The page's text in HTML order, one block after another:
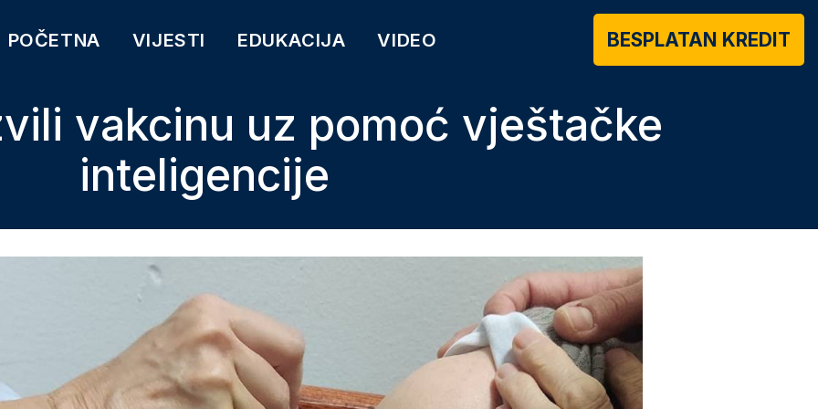
POČETNA VIJESTI EDUKACIJA VIDEO BESPLATAN KREDIT
vakcinu uz pomoć vještačke
inteligencije